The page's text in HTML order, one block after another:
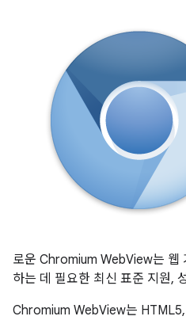
로운 Chromium WebView는 웹
하는 데 필요한 최신 표준 지원,
Chromium WebView는